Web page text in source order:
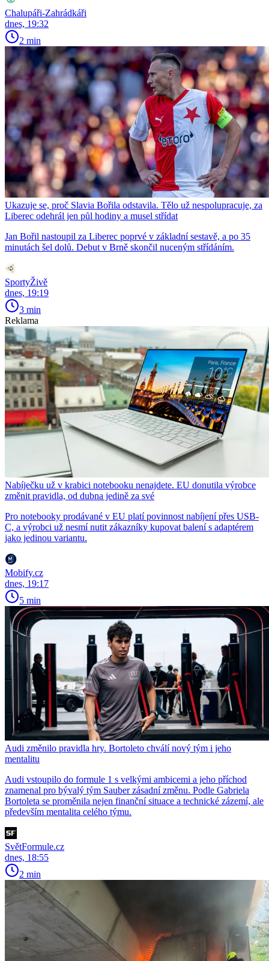
Chalupáři-Zahrádkáři
dnes, 19:32
2 min
Ukazuje se, proč Slavia Bořila odstavila. Tělo už nespolupracuje, za
Liberec odehrál jen půl hodiny a musel střídat
Jan Bořil nastoupil za Liberec poprvé v základní sestavě, a po 35
minutách šel dolů. Debut v Brně skončil nuceným střídáním.
SportyŽivě
dnes, 19:19
3 min
Reklama
Nabíječku už v krabici notebooku nenajdete. EU donutila výrobce
změnit pravidla, od dubna jedině za své
Pro notebooky prodávané v EU platí povinnost nabíjení přes USB-
C, a výrobci už nesmí nutit zákazníky kupovat balení s adaptérem
jako jedinou variantu.
Mobify.cz
dnes, 19:17
5 min
Audi změnilo pravidla hry. Bortoleto chválí nový tým i jeho
mentalitu
Audi vstoupilo do formule 1 s velkými ambicemi a jeho příchod
znamenal pro bývalý tým Sauber zásadní změnu. Podle Gabriela
Bortoleta se proměnila nejen finanční situace a technické zázemí, ale
především mentalita celého týmu.
SvětFormule.cz
dnes, 18:55
2 min